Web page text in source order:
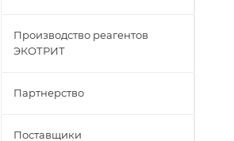
Производство реагентов
ЭКОТРИТ
Партнерство
Поставщики